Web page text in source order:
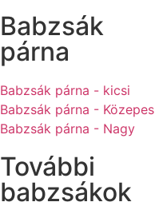
Babzsák
párna
Babzsák párna - kicsi
Babzsák párna - Közepes
Babzsák párna - Nagy
További
babzsákok